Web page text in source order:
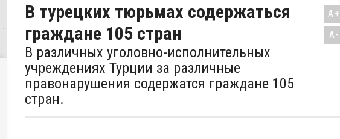
В турецких тюрьмах содержаться
граждане 105 стран
В различных уголовно-исполнительных
учреждениях Турции за различные
правонарушения содержатся граждане 105
стран.
A+
A-